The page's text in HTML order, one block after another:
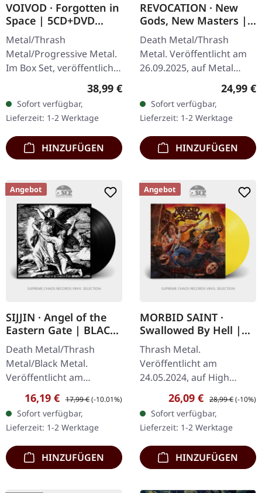
VOIVOD · Forgotten in
Space | 5CD+DVD
BOXSET
Metal/Thrash
Metal/Progressive Metal.
Im Box Set, veröffentlicht
am 29.07.2022, auf
Sanctuary Records.
Spezielles 5CD+DVD Set,
Zusammenstellung der…
Regulärer Preis:
38,99 €
Sofort verfügbar,
Lieferzeit: 1-2 Werktage
HINZUFÜGEN
REVOCATION · New
Gods, New Masters |
CRIMSON RED LP
Death Metal/Thrash
Metal. Veröffentlicht am
26.09.2025, auf Metal
Blade Records. "Crimson
marmoriertes Vinyl mit
Insert und…
24,99 €
Sofort verfügbar,
Lieferzeit: 1-2 Werktage
HINZUFÜGEN
Angebot
SIJJIN · Angel of the
Eastern Gate | BLACK
LP
Death Metal/Thrash
Metal/Black Metal.
Veröffentlicht am
09.03.2020, auf Sepulchral
Voice Records. Schwarzes
Vinyl. Das Album "Angel of
the Eastern…
Verkaufspreis:
16,19 € Regulärer Preis:
17,99 €(-10.01%)
Sofort verfügbar,
Lieferzeit: 1-2 Werktage
HINZUFÜGEN
Angebot
MORBID SAINT ·
Swallowed By Hell |
YELLOW LP
Thrash Metal.
Veröffentlicht am
24.05.2024, auf High
Roller Records.
Transparent-gelbes Vinyl
im Standard-Cover.
Morbid Saint kehren mit
unbändiger…
Verkaufspreis:
26,09 € Regulärer Preis:
28,99 €(-10%)
Sofort verfügbar,
Lieferzeit: 1-2 Werktage
HINZUFÜGEN